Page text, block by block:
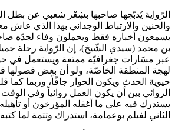
الرّواية يُدبّجها صاحبها بشِعْر شعبي عن بطل
والحنين والارتباط الوجداني بهذا الذي عاش
يسمعون أخباره فقط ويحملون وفاء لجدّه
بن محمد (سيدي الشّيخ)، إن الرّواية رحلة
عبر مسَارات جغرافيّة ممتعة ويستعمل في
لهجة المنطقة الخاصّة، ولو أن بعض فصولها
حيوية الحدث ويكون الحوار جافّاً، وربما كما
الروائي بين أن يكون العمل روائياً وفي
يستدرك فيه على ما أغفله المؤرخون أو
الثاني لفيلم بوعمامة، استدراك وتتمة لما